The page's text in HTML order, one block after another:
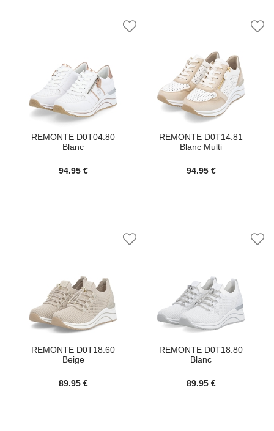
REMONTE D0T04.80
Blanc
94.95 €
REMONTE D0T14.81
Blanc Multi
94.95 €
REMONTE D0T18.60
Beige
89.95 €
REMONTE D0T18.80
Blanc
89.95 €